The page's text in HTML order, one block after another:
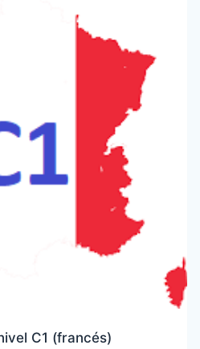
C1 (francés)